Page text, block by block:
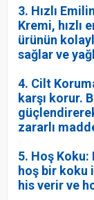
3. Hızlı
Kremi, hızlı
ürünün
sağlar ve
4. Cilt
karşı korur.
zararlı
5. Hoş Koku:
hoş bir koku
his verir ve